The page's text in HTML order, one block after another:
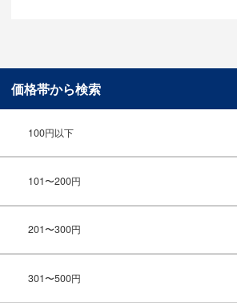
価格帯から検索
100円以下
101〜200円
201〜300円
301〜500円